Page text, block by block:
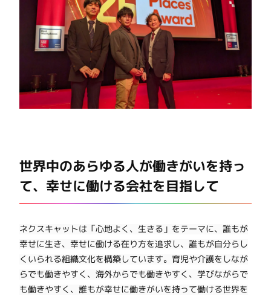
世界中のあらゆる人が働きがいを持っ
て、幸せに働ける会社を目指して
ネクスキャットは「心地よく、生きる」をテーマに、誰もが
幸せに生き、幸せに働ける在り方を追求し、誰もが自分らし
くいられる組織文化を構築しています。育児や介護をしなが
らでも働きやすく、海外からでも働きやすく、学びながらで
も働きやすく、誰もが幸せに働きがいを持って働ける世界を